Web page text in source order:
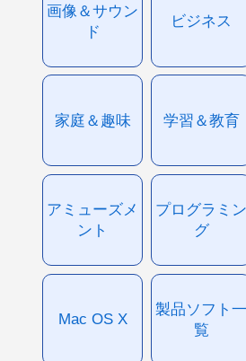
画像＆サウン
ド
ビジネス
家庭＆趣味 学習＆教育
アミューズメ
ント
プログラミン
グ
Mac OS X
製品ソフト一
覧